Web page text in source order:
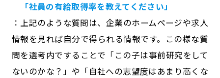
「社員の有給取得率を教えてください」
：上記のような質問は、企業のホームページや求人
情報を見れば自分で得られる情報です。この様な質
問を選考内ですることで「この子は事前研究をして
ないのかな？」や「自社への志望度はあまり高くな